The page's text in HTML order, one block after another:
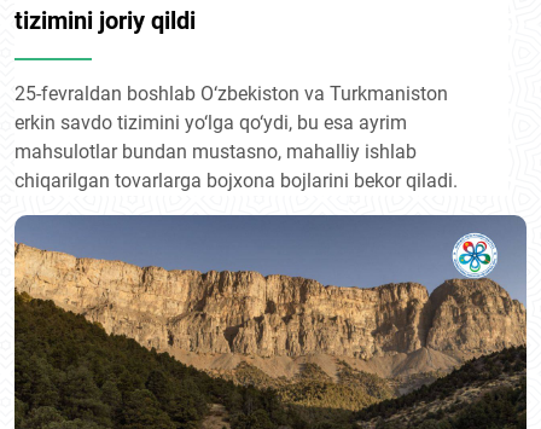
tizimini joriy qildi
25-fevraldan boshlab O‘zbekiston va Turkmaniston
erkin savdo tizimini yo‘lga qo‘ydi, bu esa ayrim
mahsulotlar bundan mustasno, mahalliy ishlab
chiqarilgan tovarlarga bojxona bojlarini bekor qiladi.